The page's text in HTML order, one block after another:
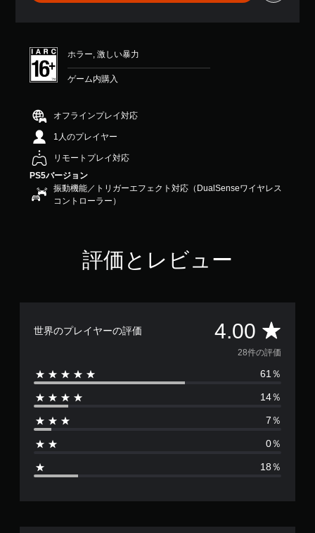
平
は
段
中
の
で
す
ホラー, 激しい暴力
ゲーム内購入
オフラインプレイ対応
1人のプレイヤー
リモートプレイ対応
PS5バージョン
振動機能／トリガーエフェクト対応（DualSenseワイヤレス
コントローラー）
評価とレビュー
世界のプレイヤーの評価 4.00 評
価
数
は
8
28件の評価
61％
14％
7％
0％
18％